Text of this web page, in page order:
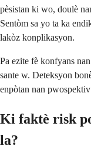
pèsistan ki wo, doulè
Sentòm sa yo ta ka
lakòz konplikasyon.
Pa ezite fè konfyans
sante w. Deteksyon
enpòtan nan
Ki faktè risk
la?